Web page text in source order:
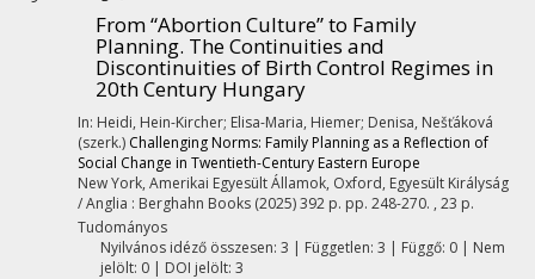
From “Abortion Culture” to Family
Planning. The Continuities and
Discontinuities of Birth Control Regimes in
20th Century Hungary
In: Heidi, Hein-Kircher; Elisa-Maria, Hiemer; Denisa, Nešťáková
(szerk.) Challenging Norms: Family Planning as a Reflection of
Social Change in Twentieth-Century Eastern Europe
New York, Amerikai Egyesült Államok, Oxford, Egyesült Királyság
/ Anglia : Berghahn Books (2025)392 p. pp. 248-270. , 23 p.
Tudományos
Nyilvános idéző összesen: 3 | Független: 3 | Függő: 0 | Nem
jelölt: 0 | DOI jelölt: 3